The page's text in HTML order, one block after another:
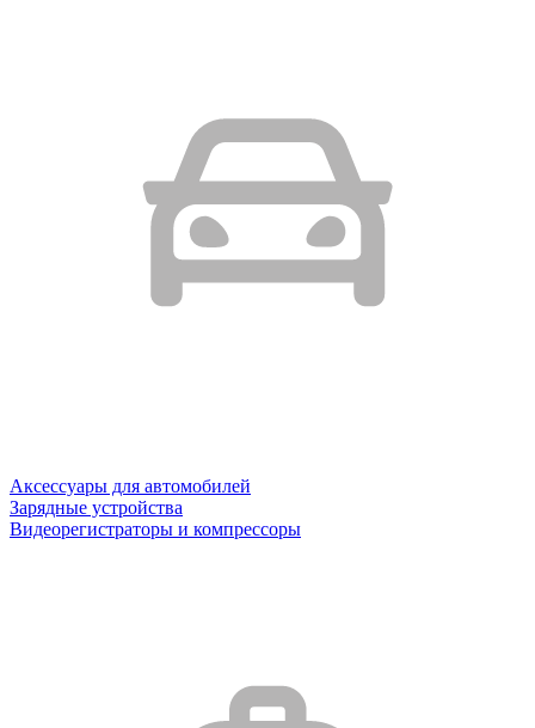
Аксессуары для автомобилей
Зарядные устройства
Видеорегистраторы и компрессоры